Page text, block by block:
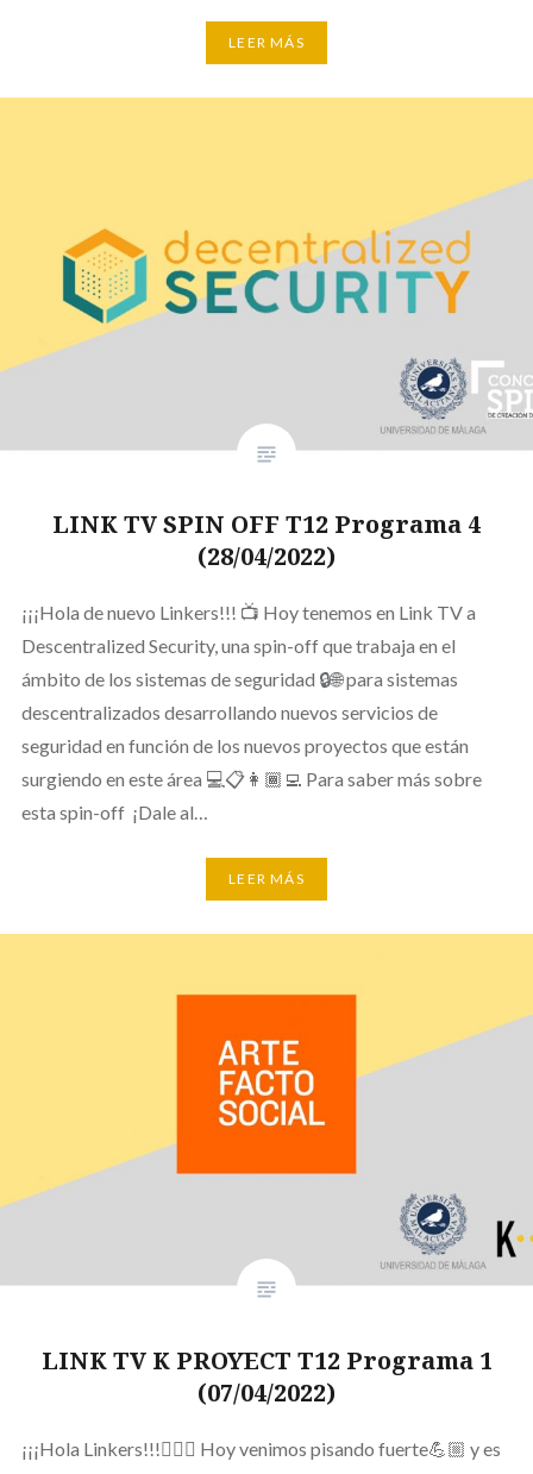
LEER MÁS
LINK TV SPIN OFF T12 Programa 4
(28/04/2022)
¡¡¡Hola de nuevo Linkers!!! 📺 Hoy tenemos en Link TV a
Descentralized Security, una spin-off que trabaja en el
ámbito de los sistemas de seguridad 🔒🌐 para sistemas
descentralizados desarrollando nuevos servicios de
seguridad en función de los nuevos proyectos que están
surgiendo en este área 💻📋👩🏾‍💻 Para saber más sobre
esta spin-off ¡Dale al…
LEER MÁS
LINK TV K PROYECT T12 Programa 1
(07/04/2022)
¡¡¡Hola Linkers!!!🙋🏻‍♀️ Hoy venimos pisando fuerte💪🏼 y es